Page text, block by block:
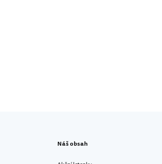
Náš obsah